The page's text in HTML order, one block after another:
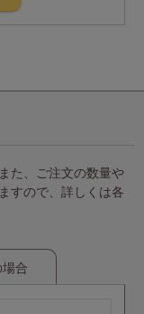
た、ご注文の数量や
すので、詳しくは各
合